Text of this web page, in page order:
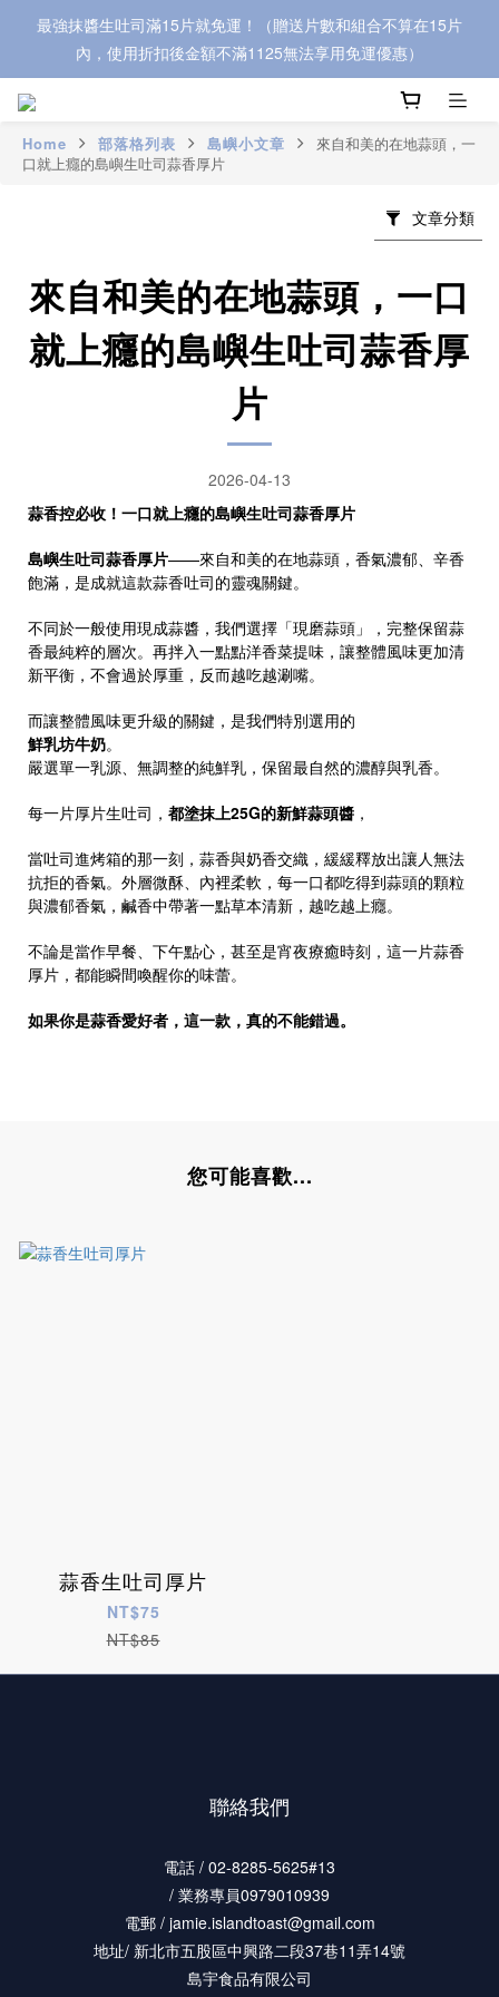
最強抹醬生吐司滿15片就免運！（贈送片數和組合不算在15片
內，使用折扣後金額不滿1125無法享用免運優惠）
Home 部落格列表 島嶼小文章
來自和美的在地蒜頭，一
口就上癮的島嶼生吐司蒜香厚片
文章分類
來自和美的在地蒜頭，一口
就上癮的島嶼生吐司蒜香厚
片
2026-04-13
蒜香控必收！一口就上癮的島嶼生吐司蒜香厚片
島嶼生吐司蒜香厚片——來自和美的在地蒜頭，香氣濃郁、辛香
飽滿，是成就這款蒜香吐司的靈魂關鍵。
不同於一般使用現成蒜醬，我們選擇「現磨蒜頭」，完整保留蒜
香最純粹的層次。再拌入一點點洋香菜提味，讓整體風味更加清
新平衡，不會過於厚重，反而越吃越涮嘴。
而讓整體風味更升級的關鍵，是我們特別選用的
鮮乳坊牛奶。
嚴選單一乳源、無調整的純鮮乳，保留最自然的濃醇與乳香。
每一片厚片生吐司， 都塗抹上25G的新鮮蒜頭醬 ，
當吐司進烤箱的那一刻，蒜香與奶香交織，緩緩釋放出讓人無法
抗拒的香氣。外層微酥、內裡柔軟，每一口都吃得到蒜頭的顆粒
與濃郁香氣，鹹香中帶著一點草本清新，越吃越上癮。
不論是當作早餐、下午點心，甚至是宵夜療癒時刻，這一片蒜香
厚片，都能瞬間喚醒你的味蕾。
如果你是蒜香愛好者，這一款，真的不能錯過。
您可能喜歡...
蒜香生吐司厚片
NT$75
NT$85
聯絡我們
電話 / 02-8285-5625#13
/ 業務專員0979010939
電郵 / jamie.islandtoast@gmail.com
地址/ 新北市五股區中興路二段37巷11弄14號
島宇食品有限公司